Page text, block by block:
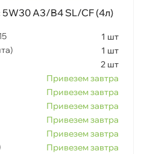
A3/B4 SL/CF (4л)
1 шт
1 шт
2 шт
Привезем завтра
Привезем завтра
Привезем завтра
Привезем завтра
Привезем завтра
Привезем завтра